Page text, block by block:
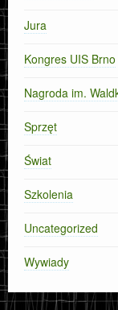
Jura
Kongres UIS Brno
Nagroda im.
Sprzęt
Świat
Szkolenia
Uncategorized
Wywiady